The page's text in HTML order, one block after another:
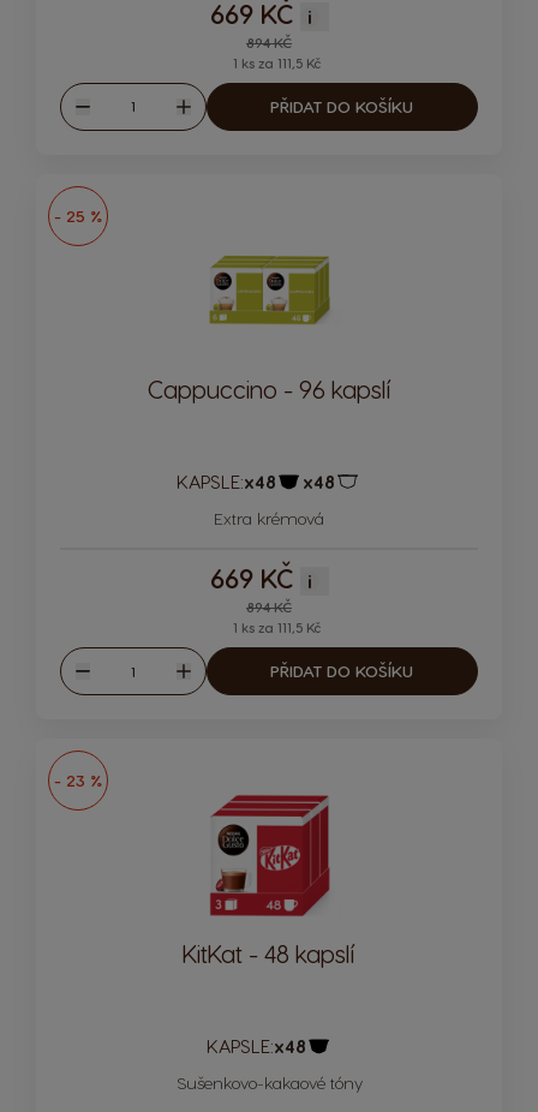
Regular Price
894 KČ
669 KČ i
1 ks za 111,5 Kč
Množství
Zvýšit
PŘIDAT DO KOŠÍKU
- 25 %
Cappuccino - 96 kapslí
KAPSLE:x48 x48
Extra krémová
Regular Price
894 KČ
669 KČ i
1 ks za 111,5 Kč
Množství
Zvýšit
PŘIDAT DO KOŠÍKU
- 23 %
KitKat - 48 kapslí
KAPSLE:x48
Sušenkovo-kakaové tóny